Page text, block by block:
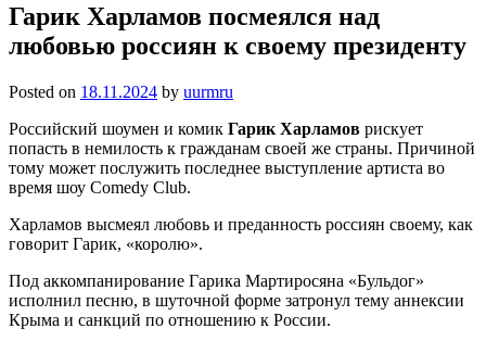
Гарик Харламов посмеялся над
любовью россиян к своему президенту
Posted on 18.11.2024 by uurmru
Российский шоумен и комик Гарик Харламов рискует
попасть в немилость к гражданам своей же страны. Причиной
тому может послужить последнее выступление артиста во
время шоу Comedy Club.
Харламов высмеял любовь и преданность россиян своему, как
говорит Гарик, «королю».
Под аккомпанирование Гарика Мартиросяна «Бульдог»
исполнил песню, в шуточной форме затронул тему аннексии
Крыма и санкций по отношению к России.